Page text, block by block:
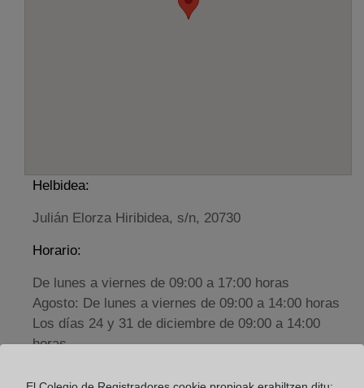
Helbidea:
Julián Elorza Hiribidea, s/n, 20730
Horario:
De lunes a viernes de 09:00 a 17:00 horas
Agosto: De lunes a viernes de 09:00 a 14:00 horas
Los días 24 y 31 de diciembre de 09:00 a 14:00
horas